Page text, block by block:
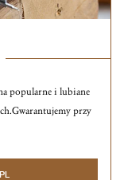
popularne i lubiane
Gwarantujemy przy